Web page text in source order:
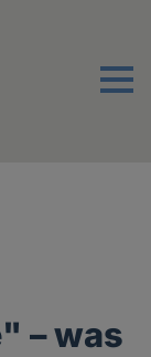
Menu
– was